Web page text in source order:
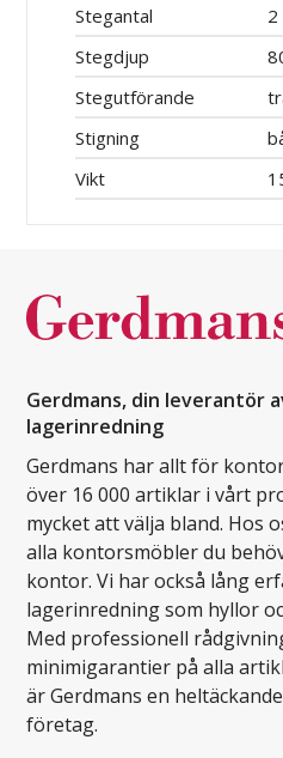
Stegantal
Stegdjup
Stegutförande
Stigning
Vikt
Gerdmans, din leverantör
lagerinredning
Gerdmans har allt för
över 16 000 artiklar i vårt
mycket att välja bland. Hos
alla kontorsmöbler du
kontor. Vi har också lång
lagerinredning som hyllor
Med professionell
minimigarantier på alla
är Gerdmans en
företag.